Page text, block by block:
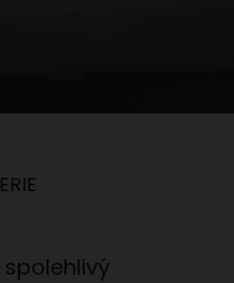
spolehlivý